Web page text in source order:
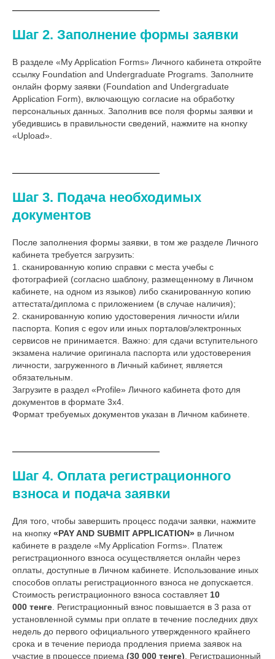
Шаг 2. Заполнение формы заявки
В разделе «My Application Forms» Личного кабинета откройте
ссылку Foundation and Undergraduate Programs. Заполните
онлайн форму заявки (Foundation and Undergraduate
Application Form), включающую согласие на обработку
персональных данных. Заполнив все поля формы заявки и
убедившись в правильности сведений, нажмите на кнопку
«Upload».
Шаг 3. Подача необходимых
документов
После заполнения формы заявки, в том же разделе Личного
кабинета требуется загрузить:
1. сканированную копию справки с места учебы с
фотографией (согласно шаблону, размещенному в Личном
кабинете, на одном из языков) либо сканированную копию
аттестата/диплома с приложением (в случае наличия);
2. сканированную копию удостоверения личности и/или
паспорта. Копия с egov или иных порталов/электронных
сервисов не принимается. Важно: для сдачи вступительного
экзамена наличие оригинала паспорта или удостоверения
личности, загруженного в Личный кабинет, является
обязательным.
Загрузите в раздел «Profile» Личного кабинета фото для
документов в формате 3x4.
Формат требуемых документов указан в Личном кабинете.
Шаг 4. Оплата регистрационного
взноса и подача заявки
Для того, чтобы завершить процесс подачи заявки, нажмите
на кнопку «PAY AND SUBMIT APPLICATION» в Личном
кабинете в разделе «My Application Forms». Платеж
регистрационного взноса осуществляется онлайн через
оплаты, доступные в Личном кабинете. Использование иных
способов оплаты регистрационного взноса не допускается.
Стоимость регистрационного взноса составляет 10
000 тенге . Регистрационный взнос повышается в 3 раза от
установленной суммы при оплате в течение последних двух
недель до первого официального утвержденного крайнего
срока и в течение периода продления приема заявок на
участие в процессе приема (30 000 тенге) . Регистрационный